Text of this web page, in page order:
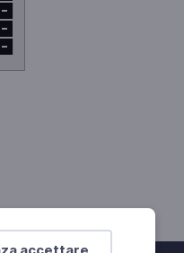
accettare